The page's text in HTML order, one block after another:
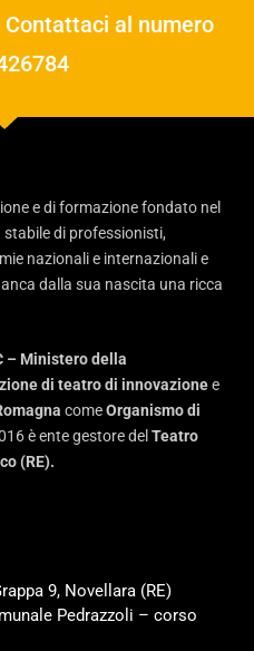
al numero
e di formazione fondato nel
di professionisti,
nazionali e internazionali e
dalla sua nascita una ricca
– Ministero della
di teatro di innovazionee
comeOrganismo di
è ente gestore del Teatro
(RE).
9, Novellara (RE)
Pedrazzoli – corso